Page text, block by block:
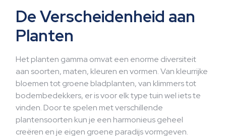
De Verscheidenheid aan
Planten
Het planten gamma omvat een enorme diversiteit
aan soorten, maten, kleuren en vormen. Van kleurrijke
bloemen tot groene bladplanten, van klimmers tot
bodembedekkers, er is voor elk type tuin wel iets te
vinden. Door te spelen met verschillende
plantensoorten kun je een harmonieus geheel
creëren en je eigen groene paradijs vormgeven.